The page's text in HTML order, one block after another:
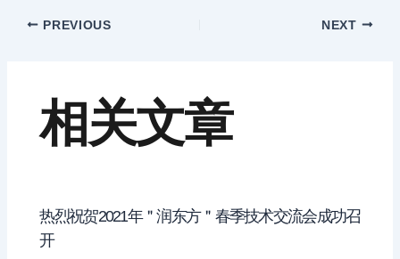
PREVIOUS NEXT
相关文章
热烈祝贺2021年＂润东方＂春季技术交流会成功召
开